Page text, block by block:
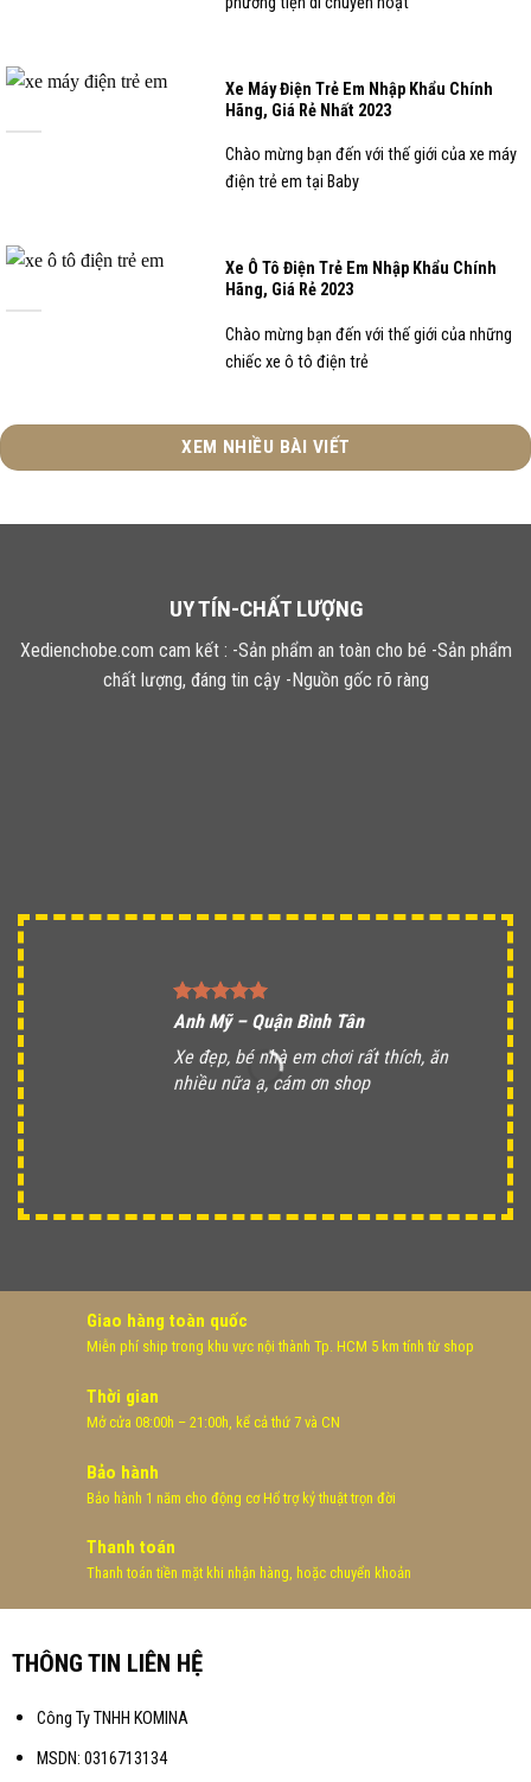
Xe Máy Điện Trẻ Em Nhập Khẩu Chính
Hãng, Giá Rẻ Nhất 2023
Chào mừng bạn đến với thế giới của xe máy
điện trẻ em tại Baby
Xe Ô Tô Điện Trẻ Em Nhập Khẩu Chính
Hãng, Giá Rẻ 2023
Chào mừng bạn đến với thế giới của những
chiếc xe ô tô điện trẻ
XEM NHIỀU BÀI VIẾT
UY TÍN-CHẤT LƯỢNG
Xedienchobe.com cam kết : -Sản phẩm an toàn cho bé -Sản phẩm
chất lượng, đáng tin cậy -Nguồn gốc rõ ràng
Anh Mỹ – Quận Bình Tân
Xe đẹp, bé nhà em chơi rất thích, ăn
nhiều nữa ạ, cám ơn shop
Giao hàng toàn quốc
Miễn phí ship trong khu vực nội thành Tp. HCM 5 km tính từ shop
Thời gian
Mở cửa 08:00h – 21:00h, kể cả thứ 7 và CN
Bảo hành
Bảo hành 1 năm cho động cơ Hổ trợ kỷ thuật trọn đời
Thanh toán
Thanh toán tiền mặt khi nhận hàng, hoặc chuyển khoản
THÔNG TIN LIÊN HỆ
Công Ty TNHH KOMINA
MSDN: 0316713134